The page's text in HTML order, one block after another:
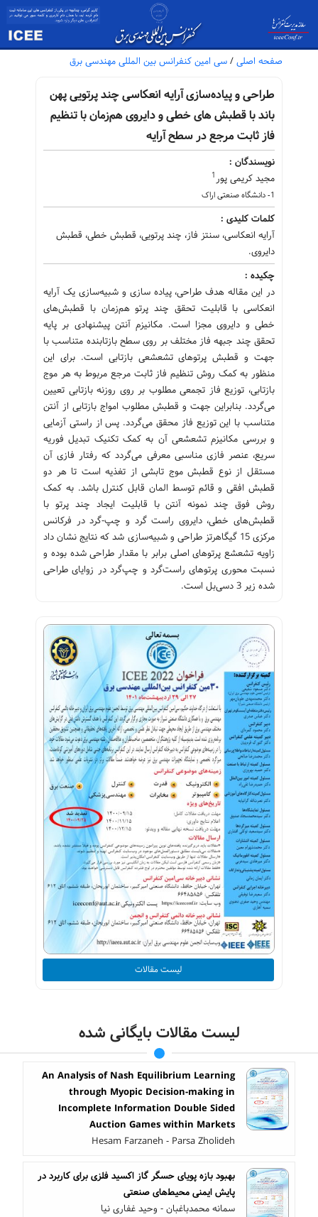
صفحه اصلی / سی امین کنفرانس بین المللی مهندسی برق
طراحی و پیاده‌سازی آرایه انعکاسی چند پرتویی پهن
باند با قطبش های خطی و دایروی هم‌زمان با تنظیم
فاز ثابت مرجع در سطح آرایه
نویسندگان :
مجید کریمی پور 1
1- دانشگاه صنعتی اراک
کلمات کلیدی :
آرایه انعکاسی، سنتز فاز، چند پرتویی، قطبش خطی، قطبش
دایروی.
چکیده :
در این مقاله هدف طراحی، پیاده سازی و شبیه‌سازی یک آرایه
انعکاسی با قابلیت تحقق چند پرتو هم‌زمان با قطبش‌های
خطی و دایروی مجزا است. مکانیزم آنتن پیشنهادی بر پایه
تحقق چند جبهه فاز مختلف بر روی سطح بازتابنده متناسب با
جهت و قطبش پرتوهای تشعشعی بازتابی است. برای این
منظور به کمک روش تنظیم فاز ثابت مرجع مربوط به هر موج
بازتابی، توزیع فاز تجمعی مطلوب بر روی روزنه بازتابی تعیین
می‌گردد. بنابراین جهت و قطبش مطلوب امواج بازتابی از آنتن
متناسب با این توزیع فاز محقق می‌گردد. پس از راستی آزمایی
و بررسی مکانیزم تشعشعی آن به کمک تکنیک تبدیل فوریه
سریع، عنصر فازی مناسبی معرفی می‌گردد که رفتار فازی آن
مستقل از نوع قطبش موج تابشی از تغذیه است تا هر دو
قطبش افقی و قائم توسط المان قابل کنترل باشد. به کمک
روش فوق چند نمونه آنتن با قابلیت ایجاد چند پرتو با
قطبش‌های خطی، دایروی راست گرد و چپ-گرد در فرکانس
مرکزی 15 گیگاهرتز طراحی و شبیه‌سازی شد که نتایج نشان داد
زاویه تشعشع پرتوهای اصلی برابر با مقدار طراحی شده بوده و
نسبت محوری پرتوهای راست‌گرد و چپ‌گرد در زوایای طراحی
شده زیر 3 دسی‌بل است.
لیست مقالات
لیست مقالات بایگانی شده
An Analysis of Nash Equilibrium Learning
through Myopic Decision-making in
Incomplete Information Double Sided
Auction Games within Markets
Hesam Farzaneh - Parsa Zholideh
بهبود بازه پویای حسگر گاز اکسید فلزی برای کاربرد در
پایش ایمنی محیط‌های صنعتی
سمانه محمدباغبان - وحید غفاری نیا